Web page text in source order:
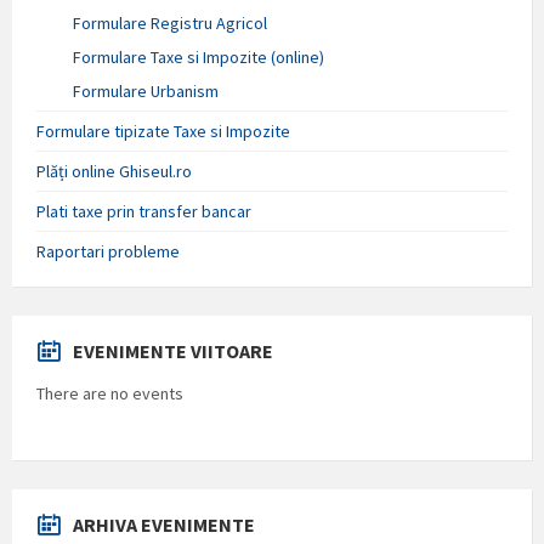
Formulare Registru Agricol
Formulare Taxe si Impozite (online)
Formulare Urbanism
Formulare tipizate Taxe si Impozite
Plăți online Ghiseul.ro
Plati taxe prin transfer bancar
Raportari probleme
EVENIMENTE VIITOARE
There are no events
ARHIVA EVENIMENTE